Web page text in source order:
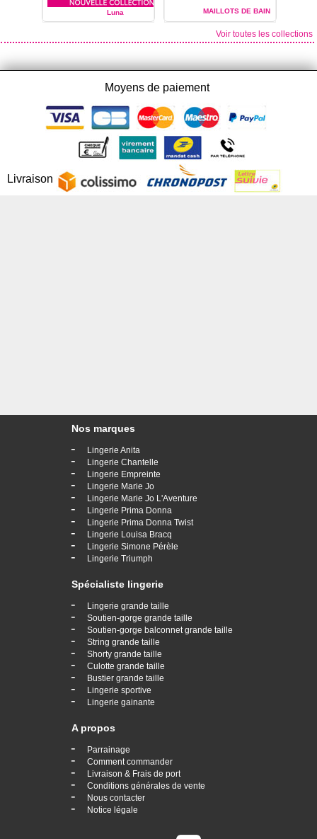
Luna MAILLOTS DE BAIN
EMPREINTE
Voir toutes les collections
Moyens de paiement
Livraison
Nos marques
- Lingerie Anita
- Lingerie Chantelle
- Lingerie Empreinte
- Lingerie Marie Jo
- Lingerie Marie Jo L'Aventure
- Lingerie Prima Donna
- Lingerie Prima Donna Twist
- Lingerie Louisa Bracq
- Lingerie Simone Pérèle
- Lingerie Triumph
Spécialiste lingerie
- Lingerie grande taille
- Soutien-gorge grande taille
- Soutien-gorge balconnet grande taille
- String grande taille
- Shorty grande taille
- Culotte grande taille
- Bustier grande taille
- Lingerie sportive
- Lingerie gainante
A propos
- Parrainage
- Comment commander
- Livraison & Frais de port
- Conditions générales de vente
- Nous contacter
- Notice légale